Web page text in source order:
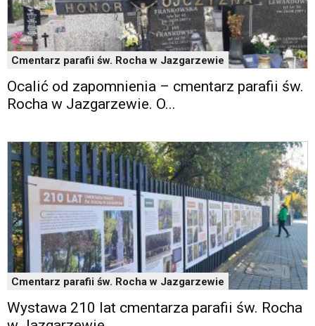
za
pomocą
klawiszy
strzałek
lub
odpowiadających
im
skrótów
w
czytniku
oraz
mogą
być
wyposażone
dedykowane
skróty
klawiaturowe
przyjęte
dla
danej
Cmentarz parafii św. Rocha w Jazgarzewie
Ocalić od zapomnienia – cmentarz parafii św.
Rocha w Jazgarzewie. O...
Cmentarz parafii św. Rocha w Jazgarzewie
Wystawa 210 lat cmentarza parafii św. Rocha